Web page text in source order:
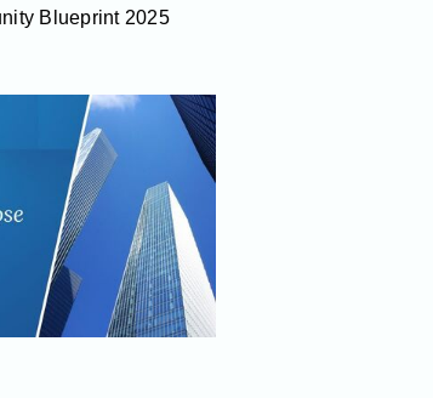
Blueprint 2025